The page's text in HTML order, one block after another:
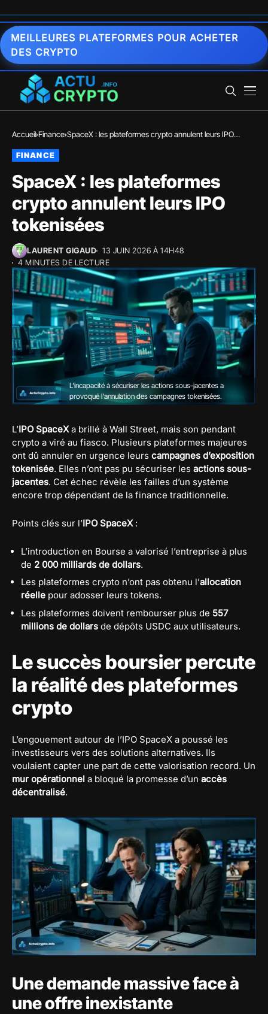
MEILLEURES PLATEFORMES POUR ACHETER
DES CRYPTO
Accueil Finance SpaceX : les plateformes crypto annulent leurs IPO
FINANCE
SpaceX : les plateformes
crypto annulent leurs IPO
tokenisées
LAURENT GIGAUD
13 JUIN 2026 À 14H48
4 MINUTES DE LECTURE
L'incapacité à sécuriser les actions sous-jacentes a
provoqué l'annulation des campagnes tokenisées.
L’IPO SpaceXa brillé à Wall Street, mais son pendant
crypto a viré au fiasco. Plusieurs plateformes majeures
ont dû annuler en urgence leurs campagnes d’exposition
tokenisée. Elles n’ont pas pu sécuriser les actions sous-
jacentes. Cet échec révèle les failles d’un système
encore trop dépendant de la finance traditionnelle.
Points clés sur l’IPO SpaceX:
L’introduction en Bourse a valorisé l’entreprise à plus
de 2 000 milliards de dollars.
Les plateformes crypto n’ont pas obtenu l’allocation
réelle pour adosser leurs tokens.
Les plateformes doivent rembourser plus de 557
millions de dollars de dépôts USDC aux utilisateurs.
Le succès boursier percute
la réalité des plateformes
crypto
L’engouement autour de l’IPO SpaceX a poussé les
investisseurs vers des solutions alternatives. Ils
voulaient capter une part de cette valorisation record. Un
mur opérationnel a bloqué la promesse d’un accès
décentralisé.
Une demande massive face à
une offre inexistante